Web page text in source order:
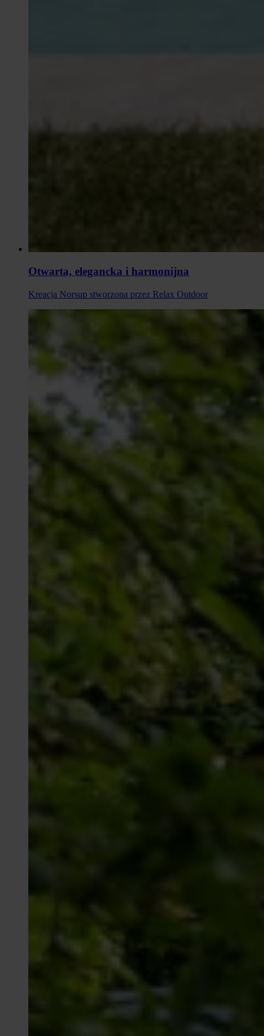
Otwarta, elegancka i harmonijna
Kreacja Norsup stworzona przez Relax Outdoor